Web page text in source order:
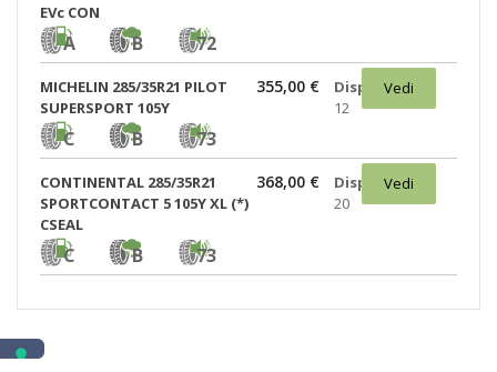
EVc CON
A B 72
MICHELIN 285/35R21 PILOT
SUPERSPORT 105Y
C B 73
355,00 €
Disponibili:
12
Vedi
CONTINENTAL 285/35R21
SPORTCONTACT 5 105Y XL (*)
CSEAL
C B 73
368,00 €
Disponibili:
20
Vedi